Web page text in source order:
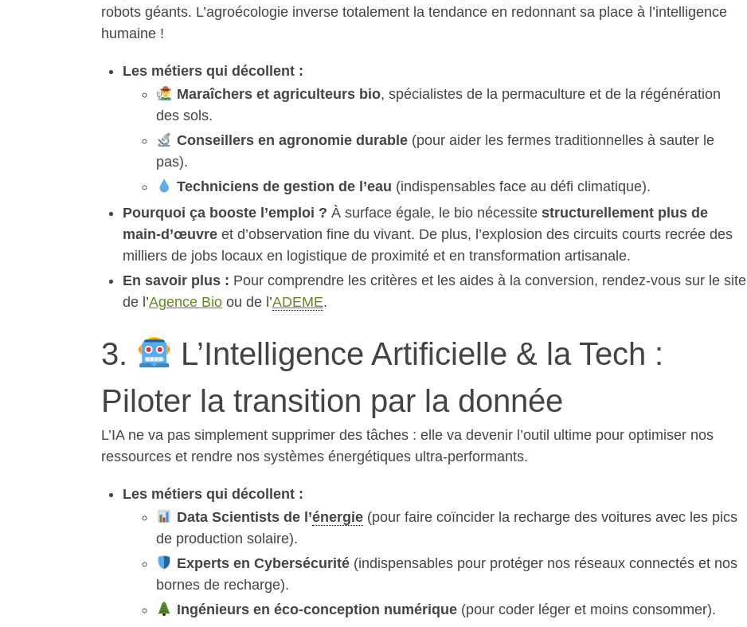
robots géants. L’agroécologie inverse totalement la tendance en redonnant sa place à l’intelligence
humaine !
Les métiers qui décollent :
Maraîchers et agriculteurs bio, spécialistes de la permaculture et de la régénération
des sols.
Conseillers en agronomie durable(pour aider les fermes traditionnelles à sauter le
pas).
Techniciens de gestion de l’eau (indispensables face au défi climatique).
Pourquoi ça booste l’emploi ? À surface égale, le bio nécessite structurellement plus de
main-d’œuvre et d’observation fine du vivant. De plus, l’explosion des circuits courts recrée des
milliers de jobs locaux en logistique de proximité et en transformation artisanale.
En savoir plus : Pour comprendre les critères et les aides à la conversion, rendez-vous sur le site
de l’Agence Bio ou de l’ADEME.
3.
L’Intelligence Artificielle & la Tech :
Piloter la transition par la donnée
L’IA ne va pas simplement supprimer des tâches : elle va devenir l’outil ultime pour optimiser nos
ressources et rendre nos systèmes énergétiques ultra-performants.
Les métiers qui décollent :
Data Scientists de l’énergie(pour faire coïncider la recharge des voitures avec les pics
de production solaire).
Experts en Cybersécurité(indispensables pour protéger nos réseaux connectés et nos
bornes de recharge).
Ingénieurs en éco-conception numérique(pour coder léger et moins consommer).